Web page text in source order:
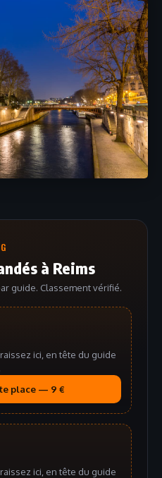
à Reims
guide. Classement vérifié.
ici, en tête du guide
place — 9 €
ici, en tête du guide